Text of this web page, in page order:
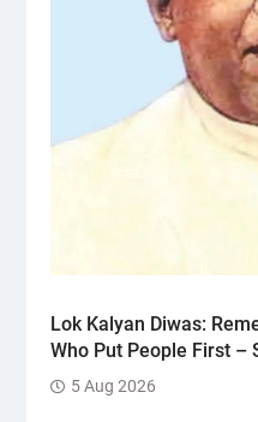
Lok Kalyan Diwas:
Who Put People First –
5 Aug 2026